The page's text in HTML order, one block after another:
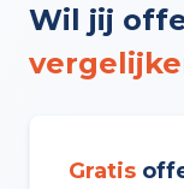
Wil jij
Gratis